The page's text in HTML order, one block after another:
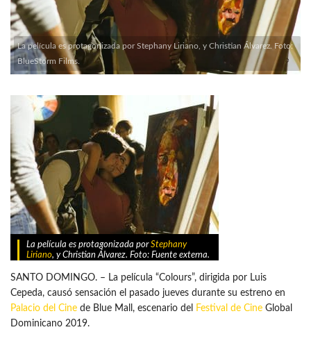
La película es protagonizada por Stephany Liriano, y Christian Álvarez. Foto:
BlueStorm Films.
La película es protagonizada porStephany
Liriano, y Christian Álvarez. Foto: Fuente externa.
SANTO DOMINGO. – La película “Colours”, dirigida por Luis
Cepeda, causó sensación el pasado jueves durante su estreno en
Palacio del Cine de Blue Mall, escenario del Festival de Cine Global
Dominicano 2019.